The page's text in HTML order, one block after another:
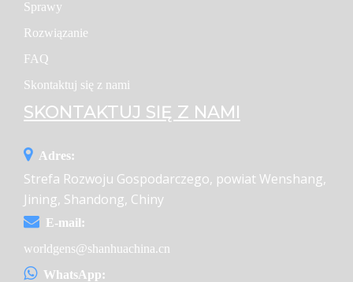
Sprawy
Rozwiązanie
FAQ
Skontaktuj się z nami
SKONTAKTUJ SIĘ Z NAMI
Adres:
Strefa Rozwoju Gospodarczego, powiat Wenshang,
Jining, Shandong, Chiny
E-mail:
worldgens@shanhuachina.cn
WhatsApp: